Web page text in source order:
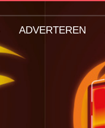
ADVERTEREN